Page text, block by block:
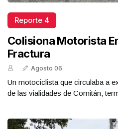
Reporte 4
Colisiona Motorista
Fractura
Agosto 06
Un motociclista que circulaba a
de las vialidades de Comitán,